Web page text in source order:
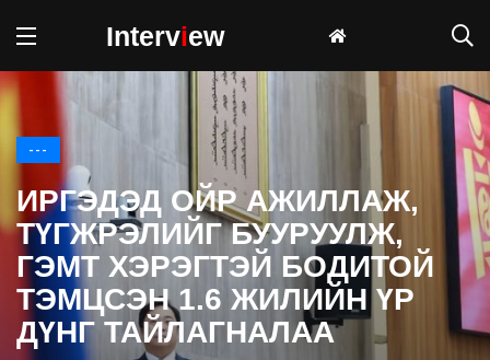
Interview
---
ИРГЭДЭД ОЙР АЖИЛЛАЖ,
ТҮГЖРЭЛИЙГ БУУРУУЛЖ,
ГЭМТ ХЭРЭГТЭЙ БОДИТОЙ
ТЭМЦСЭН 1.6 ЖИЛИЙН ҮР
ДҮНГ ТАЙЛАГНАЛАА